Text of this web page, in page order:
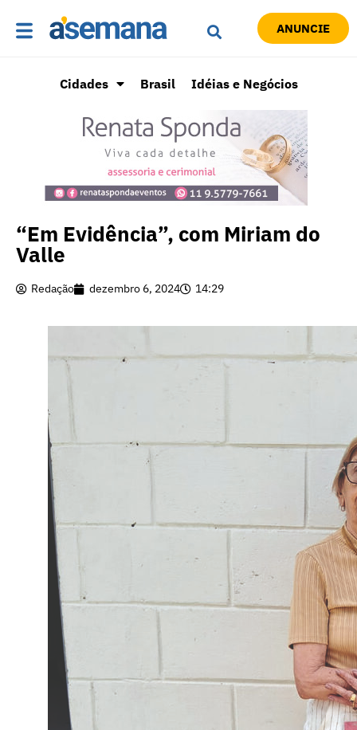
ANUNCIE
Cidades Brasil Idéias e Negócios
“Em Evidência”, com Miriam do
Valle
Redação dezembro 6, 2024 14:29